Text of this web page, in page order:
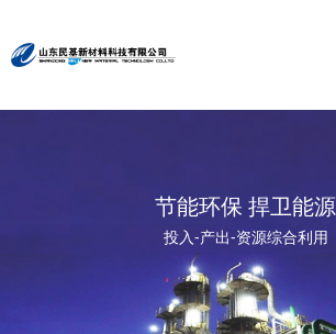
招标公告
招标详情及投标方式请点击查询
打造氯乙酸世界第一
迈向世界价值链高端 打造世界精细化工绿色
市场第一品牌
与时俱进 与市俱进 与世俱进
依靠科技创新 发展循环经济
精益求精 铸造品质
立足新起点 开创新局面
节能环保 捍卫能源
投入-产出-资源综合利用